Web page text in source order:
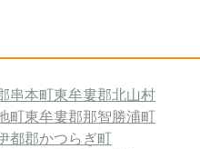
串本町東牟婁郡北山村
町東牟婁郡那智勝浦町
都郡かつらぎ町